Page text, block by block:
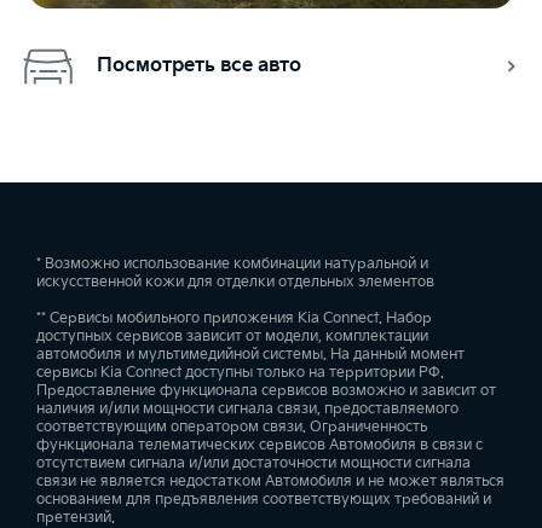
Посмотреть все авто
* Возможно использование комбинации натуральной и
искусственной кожи для отделки отдельных элементов
** Сервисы мобильного приложения Kia Connect. Набор
доступных сервисов зависит от модели, комплектации
автомобиля и мультимедийной системы. На данный момент
сервисы Kia Connect доступны только на территории РФ.
Предоставление функционала сервисов возможно и зависит от
наличия и/или мощности сигнала связи, предоставляемого
соответствующим оператором связи. Ограниченность
функционала телематических сервисов Автомобиля в связи с
отсутствием сигнала и/или достаточности мощности сигнала
связи не является недостатком Автомобиля и не может являться
основанием для предъявления соответствующих требований и
претензий.